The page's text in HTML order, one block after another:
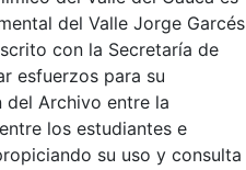
del Valle Jorge Garcés
con la Secretaría de
esfuerzos para su
Archivo entre la
los estudiantes e
su uso y consulta